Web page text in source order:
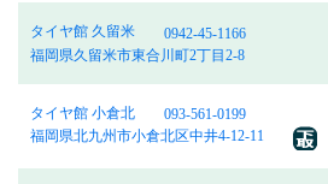
タイヤ館 久留米
0942-45-1166
福岡県久留米市東合川町2丁目2-8
タイヤ館 小倉北
093-561-0199
福岡県北九州市小倉北区中井4-12-11